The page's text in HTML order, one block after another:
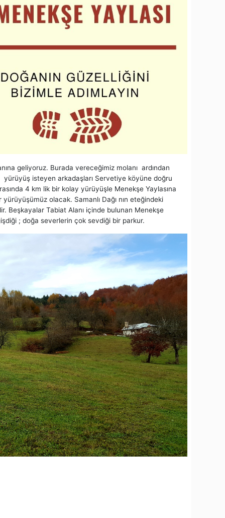
geliyoruz. Burada vereceğimiz molanı ardından
yürüyüş isteyen arkadaşları Servetiye köyüne doğru
4 km lik bir kolay yürüyüşle Menekşe Yaylasına
olacak. Samanlı Dağı nın eteğindeki
Beşkayalar Tabiat Alanı içinde bulunan Menekşe
; doğa severlerin çok sevdiği bir parkur.